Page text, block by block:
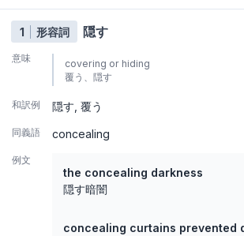
1 形容詞 隠す
意味
covering or hiding
覆う、隠す
和訳例 隠す 覆う
同義語 concealing
例文
the concealing darkness
隠す暗闇
concealing curtains prevented